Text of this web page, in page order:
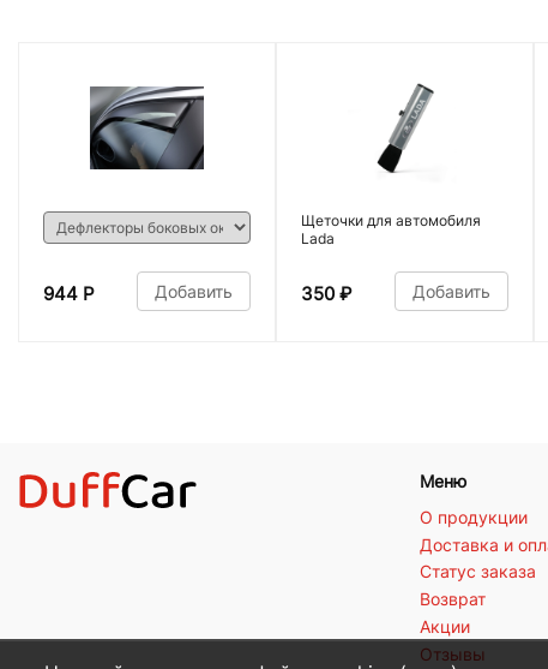
944 Р Добавить
Щеточки для автомобиля
Lada
350 ₽ Добавить
Меню
О продукции
Доставка и
Статус заказа
Возврат
Акции
Отзывы